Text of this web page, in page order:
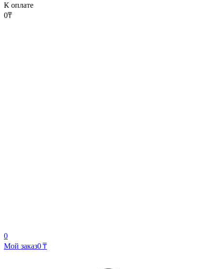
К оплате
0₸
0
Мой заказ0 ₸